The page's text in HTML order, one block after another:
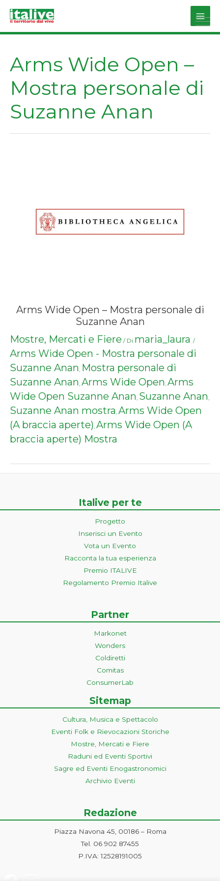
Main
Arms Wide Open –
Mostra personale di
Suzanne Anan
Arms Wide Open – Mostra personale di
Suzanne Anan
Mostre, Mercati e Fiere / Di maria_laura /
Arms Wide Open - Mostra personale di
Suzanne Anan, Mostra personale di
Suzanne Anan, Arms Wide Open, Arms
Wide Open Suzanne Anan, Suzanne Anan,
Suzanne Anan mostra, Arms Wide Open
(A braccia aperte), Arms Wide Open (A
braccia aperte) Mostra
Italive per te
Progetto
Inserisci un Evento
Vota un Evento
Racconta la tua esperienza
Premio ITALIVE
Regolamento Premio Italive
Partner
Markonet
Wonders
Coldiretti
Comitas
ConsumerLab
Sitemap
Cultura, Musica e Spettacolo
Eventi Folk e Rievocazioni Storiche
Mostre, Mercati e Fiere
Raduni ed Eventi Sportivi
Sagre ed Eventi Enogastronomici
Archivio Eventi
Redazione
Piazza Navona 45, 00186 – Roma
Tel. 06 902 87455
P.IVA: 12528191005